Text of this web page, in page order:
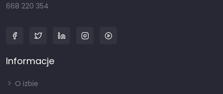
668 220 354
Informacje
O izbie